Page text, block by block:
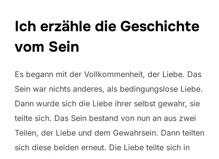
Ich erzähle die Geschichte
vom Sein
Es begann mit der Vollkommenheit, der Liebe. Das
Sein war nichts anderes, als bedingungslose Liebe.
Dann wurde sich die Liebe ihrer selbst gewahr, sie
teilte sich. Das Sein bestand von nun an aus zwei
Teilen, der Liebe und dem Gewahrsein. Dann teilten
sich diese beiden erneut. Die Liebe teilte sich in